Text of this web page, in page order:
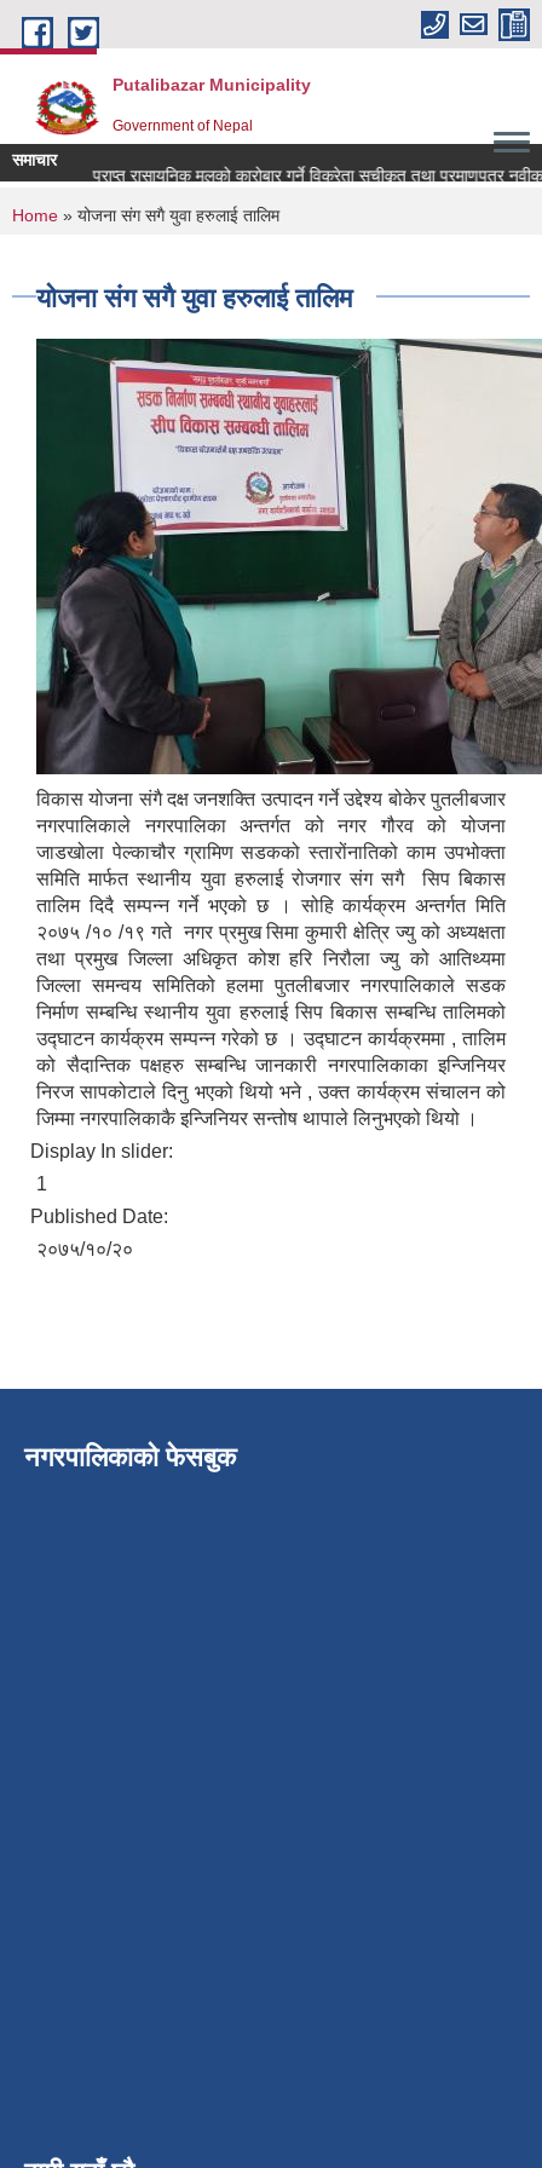
Skip to main content
Putalibazar Municipality
Government of Nepal
समाचार
अनुदानमा प्राप्त रासायनिक मलको कारोबार गर्ने विक्रेता सूचीकृत तथा प्रमाणपत्र
You are here
Home » योजना संग सगै युवा हरुलाई तालिम
योजना संग सगै युवा हरुलाई तालिम
विकास योजना संगै दक्ष जनशक्ति उत्पादन गर्ने उद्देश्य बोकेर पुतलीबजार
नगरपालिकाले नगरपालिका अन्तर्गत को नगर गौरव को योजना
जाडखोला पेल्काचौर ग्रामिण सडकको स्तारोंनातिको काम उपभोक्ता
समिति मार्फत स्थानीय युवा हरुलाई रोजगार संग सगै सिप बिकास
तालिम दिदै सम्पन्न गर्ने भएको छ । सोहि कार्यक्रम अन्तर्गत मिति
२०७५ /१० /१९ गते नगर प्रमुख सिमा कुमारी क्षेत्रि ज्यु को अध्यक्षता
तथा प्रमुख जिल्ला अधिकृत कोश हरि निरौला ज्यु को आतिथ्यमा
जिल्ला समन्वय समितिको हलमा पुतलीबजार नगरपालिकाले सडक
निर्माण सम्बन्धि स्थानीय युवा हरुलाई सिप बिकास सम्बन्धि तालिमको
उद्घाटन कार्यक्रम सम्पन्न गरेको छ । उद्घाटन कार्यक्रममा , तालिम
को सैदान्तिक पक्षहरु सम्बन्धि जानकारी नगरपालिकाका इन्जिनियर
निरज सापकोटाले दिनु भएको थियो भने , उक्त कार्यक्रम संचालन को
जिम्मा नगरपालिकाकै इन्जिनियर सन्तोष थापाले लिनुभएको थियो ।
Display In slider:
1
Published Date:
२०७५/१०/२०
नगरपालिकाको फेसबुक